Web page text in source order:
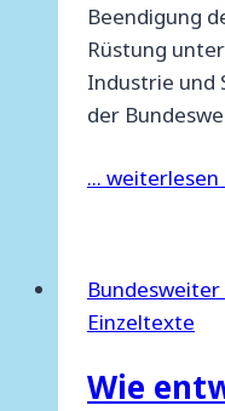
Beendigung
Rüstung
Industrie und
der
... weiterlesen
Einzeltexte
Wie